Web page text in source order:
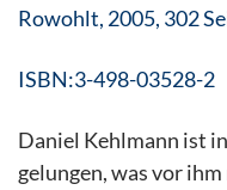
Rowohlt, 2005, 302
ISBN:3-498-03528-2
Daniel Kehlmann ist
gelungen, was vor